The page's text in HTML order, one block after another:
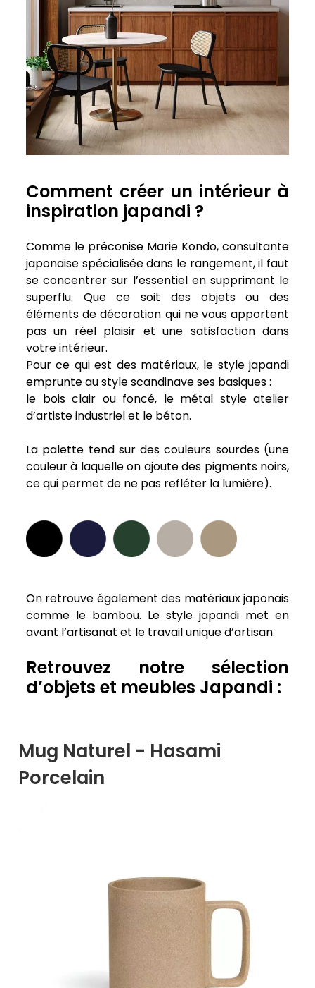
Comment créer un intérieur à
inspiration japandi ?
Comme le préconise Marie Kondo, consultante
japonaise spécialisée dans le rangement, il faut
se concentrer sur l’essentiel en supprimant le
superflu. Que ce soit des objets ou des
éléments de décoration qui ne vous apportent
pas un réel plaisir et une satisfaction dans
votre intérieur.
Pour ce qui est des matériaux, le style japandi
emprunte au style scandinave ses basiques :
le bois clair ou foncé, le métal style atelier
d’artiste industriel et le béton.
La palette tend sur des couleurs sourdes (une
couleur à laquelle on ajoute des pigments noirs,
ce qui permet de ne pas refléter la lumière).
On retrouve également des matériaux japonais
comme le bambou. Le style japandi met en
avant l’artisanat et le travail unique d’artisan.
Retrouvez notre sélection
d’objets et meubles Japandi :
Mug Naturel - Hasami
Porcelain